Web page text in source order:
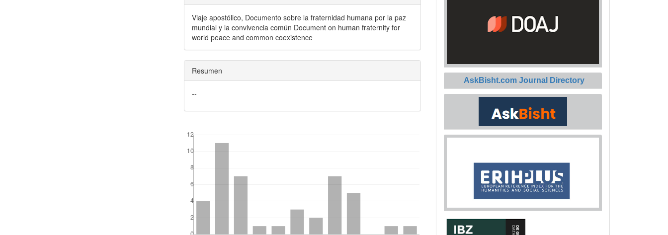
Viaje apostólico, Documento sobre la fraternidad humana por la paz
mundial y la convivencia común Document on human fraternity for
world peace and common coexistence
Resumen
--
AskBisht.com Journal Directory